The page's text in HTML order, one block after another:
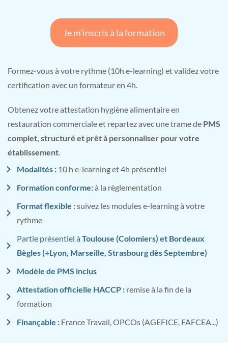
Je m'inscris à la formation
Formez-vous à votre rythme (10h e-learning) et validez votre
certification avec un formateur en 4h.
Obtenez votre attestation hygiène alimentaire en
restauration commerciale et repartez avec une trame de PMS
complet, structuré et prêt à personnaliser pour votre
établissement.
Modalités : 10 h e-learning et 4h présentiel
Formation conforme:à la règlementation
Format flexible :suivez les modules e-learning à votre
rythme
Partie présentiel àToulouse (Colomiers) et Bordeaux
Bègles (+Lyon, Marseille, Strasbourg dès Septembre)
Modèle de PMS inclus
Attestation officielle HACCP : remise à la fin de la
formation
Finançable : France Travail, OPCOs (AGEFICE, FAFCEA...)